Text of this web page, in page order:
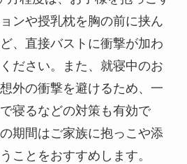
ンや授乳枕を胸の前に挟ん
、直接バストに衝撃が加わ
ださい。また、就寝中のお
外の衝撃を避けるため、一
寝るなどの対策も有効で
期間はご家族に抱っこや添
ことをおすすめします。